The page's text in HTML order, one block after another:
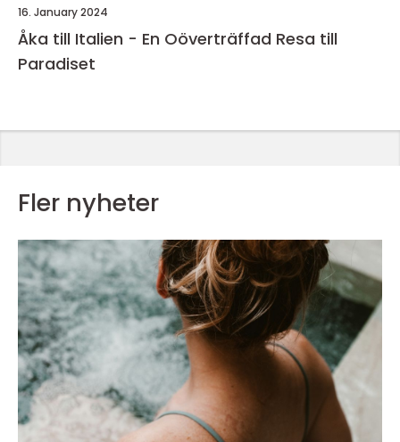
16. January 2024
Åka till Italien - En Oöverträffad Resa till
Paradiset
Fler nyheter